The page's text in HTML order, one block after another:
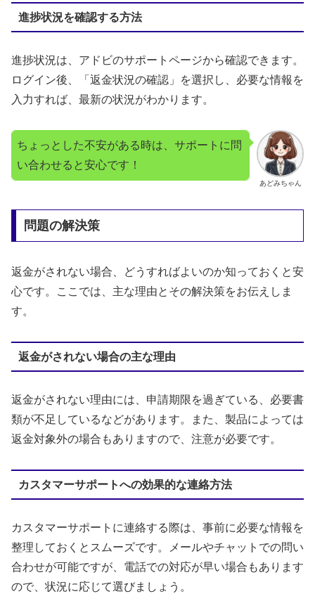
進捗状況を確認する方法
進捗状況は、アドビのサポートページから確認できます。
ログイン後、「返金状況の確認」を選択し、必要な情報を
入力すれば、最新の状況がわかります。
あどみちゃん
ちょっとした不安がある時は、サポートに問
い合わせると安心です！
問題の解決策
返金がされない場合、どうすればよいのか知っておくと安
心です。ここでは、主な理由とその解決策をお伝えしま
す。
返金がされない場合の主な理由
返金がされない理由には、申請期限を過ぎている、必要書
類が不足しているなどがあります。また、製品によっては
返金対象外の場合もありますので、注意が必要です。
カスタマーサポートへの効果的な連絡方法
カスタマーサポートに連絡する際は、事前に必要な情報を
整理しておくとスムーズです。メールやチャットでの問い
合わせが可能ですが、電話での対応が早い場合もあります
ので、状況に応じて選びましょう。